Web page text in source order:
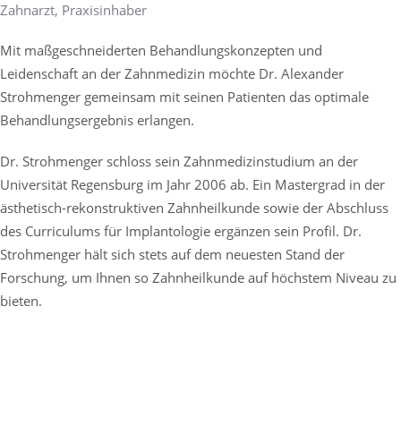
Zahnarzt, Praxisinhaber
Mit maßgeschneiderten Behandlungskonzepten und
Leidenschaft an der Zahnmedizin möchte Dr. Alexander
Strohmenger gemeinsam mit seinen Patienten das optimale
Behandlungsergebnis erlangen.
Dr. Strohmenger schloss sein Zahnmedizinstudium an der
Universität Regensburg im Jahr 2006 ab. Ein Mastergrad in der
ästhetisch-rekonstruktiven Zahnheilkunde sowie der Abschluss
des Curriculums für Implantologie ergänzen sein Profil. Dr.
Strohmenger hält sich stets auf dem neuesten Stand der
Forschung, um Ihnen so Zahnheilkunde auf höchstem Niveau zu
bieten.